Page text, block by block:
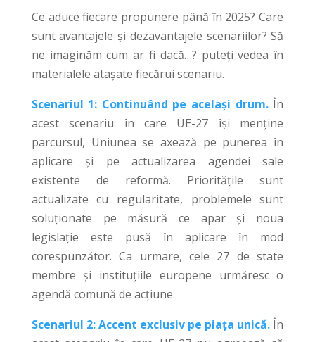
Ce aduce fiecare propunere până în 2025? Care
sunt avantajele și dezavantajele scenariilor? Să
ne imaginăm cum ar fi dacă…? puteți vedea în
materialele atașate fiecărui scenariu.
Scenariul 1: Continuând pe același drum. În
acest scenariu în care UE-27 își menține
parcursul, Uniunea se axează pe punerea în
aplicare și pe actualizarea agendei sale
existente de reformă. Prioritățile sunt
actualizate cu regularitate, problemele sunt
soluționate pe măsură ce apar și noua
legislație este pusă în aplicare în mod
corespunzător. Ca urmare, cele 27 de state
membre și instituțiile europene urmăresc o
agendă comună de acțiune.
Scenariul 2: Accent exclusiv pe piața unică.În